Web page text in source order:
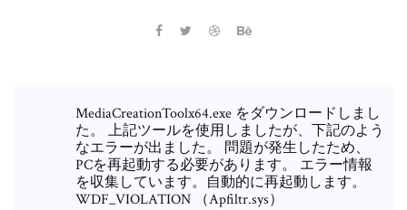
MediaCreationToolx64.exe をダウンロードしまし
た。 上記ツールを使用しましたが、下記のよう
なエラーが出ました。 問題が発生したため、
PCを再起動する必要があります。 エラー情報
を収集しています。自動的に再起動します。
WDF_VIOLATION （Apfiltr.sys）